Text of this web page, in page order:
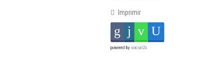
Imprimir
powered by social2s